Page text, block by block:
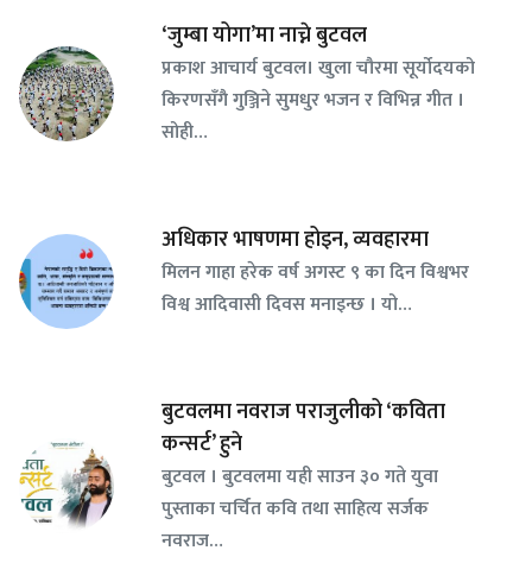
‘जुम्बा योगा’मा नाच्ने बुटवल
प्रकाश आचार्य बुटवल। खुला चौरमा सूर्योदयको
किरणसँगै गुञ्जिने सुमधुर भजन र विभिन्न गीत ।
सोही…
अधिकार भाषणमा होइन, व्यवहारमा
मिलन गाहा हरेक वर्ष अगस्ट ९ का दिन विश्वभर
विश्व आदिवासी दिवस मनाइन्छ । यो…
बुटवलमा नवराज पराजुलीको ‘कविता
कन्सर्ट’ हुने
बुटवल । बुटवलमा यही साउन ३० गते युवा
पुस्ताका चर्चित कवि तथा साहित्य सर्जक
नवराज…